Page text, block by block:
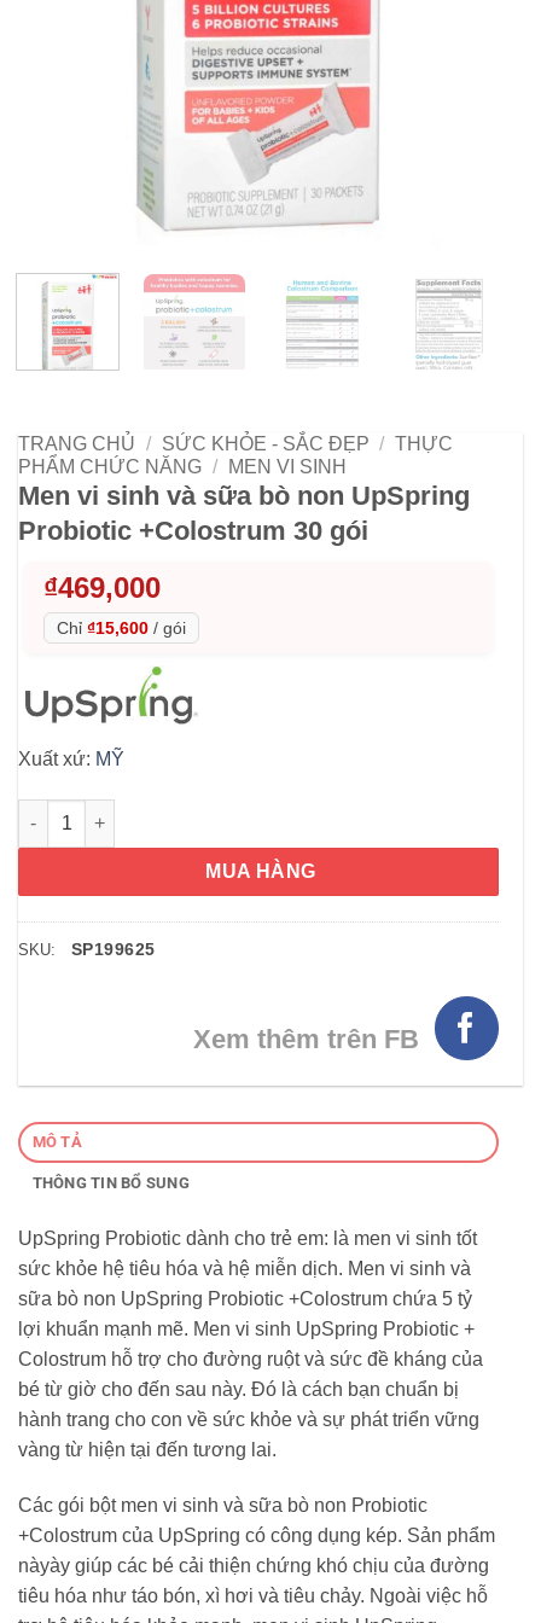
TRANG CHỦ / SỨC KHỎE - SẮC ĐẸP / THỰC
PHẨM CHỨC NĂNG / MEN VI SINH
Men vi sinh và sữa bò non UpSpring
Probiotic +Colostrum 30 gói
₫469,000
Chỉ ₫15,600 / gói
Xuất xứ: MỸ
Men vi sinh và sữa bò non UpSpring Probiotic +Colostrum 30
MUA HÀNG
SKU: SP199625
Xem thêm trên FB
MÔ TẢ
THÔNG TIN BỔ SUNG
UpSpring Probiotic dành cho trẻ em: là men vi sinh tốt
sức khỏe hệ tiêu hóa và hệ miễn dịch. Men vi sinh và
sữa bò non UpSpring Probiotic +Colostrum chứa 5 tỷ
lợi khuẩn mạnh mẽ. Men vi sinh UpSpring Probiotic +
Colostrum hỗ trợ cho đường ruột và sức đề kháng của
bé từ giờ cho đến sau này. Đó là cách bạn chuẩn bị
hành trang cho con về sức khỏe và sự phát triển vững
vàng từ hiện tại đến tương lai.
Các gói bột men vi sinh và sữa bò non Probiotic
+Colostrum của UpSpring có công dụng kép. Sản phẩm
nàyày giúp các bé cải thiện chứng khó chịu của đường
tiêu hóa như táo bón, xì hơi và tiêu chảy. Ngoài việc hỗ